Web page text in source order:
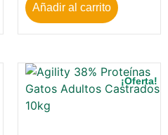
Añadir al carrito
¡Oferta!